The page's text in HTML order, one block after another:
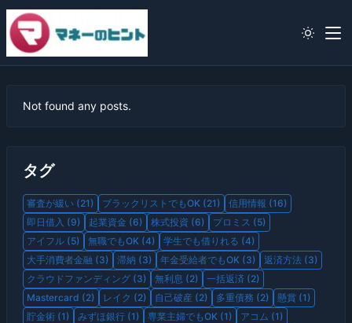
Not found any posts.
タグ
審査が緩い (21) ブラックリストでもOK (21)
信用情報 (16)
即日借入 (9)
起業資金 (6) 株式投資 (6)
プロミス (5)
アイフル (5)
無職でもOK (4)
学生でも借りれる (4)
大手消費者金融 (3)
滞納 (3) 年金受給者でもOK (3)
返済方法 (3)
クラウドファンディング (3)
無利息 (2)
一括返済 (2)
Mastercard (2)
レイク (2) 自己破産 (2) 多重債務 (2)
懸賞 (1)
貯金術 (1)
みずほ銀行 (1) 専業主婦でもOK (1)
アコム (1)